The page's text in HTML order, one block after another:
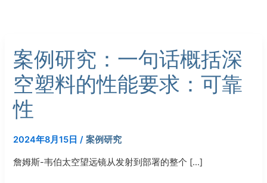
案例研究：一句话概括深
空塑料的性能要求：可靠
性
2024年8月15日/案例研究
詹姆斯-韦伯太空望远镜从发射到部署的整个 […]
例
研
究：
一
句
概
深